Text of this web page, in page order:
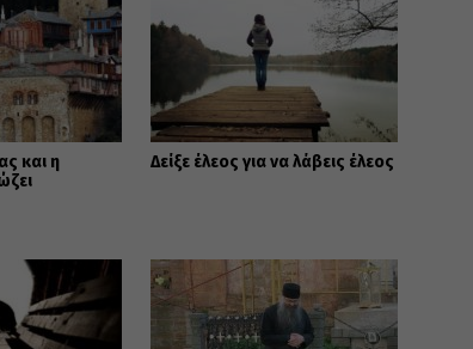
και η
Δείξε έλεος για να λάβεις έλεος